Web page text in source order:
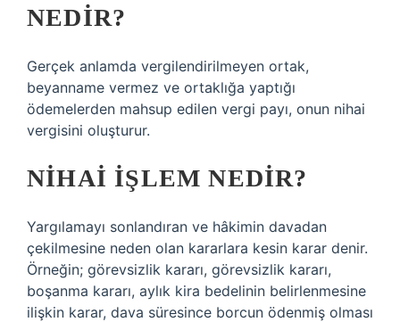
NEDIR?
Gerçek anlamda vergilendirilmeyen ortak,
beyanname vermez ve ortaklığa yaptığı
ödemelerden mahsup edilen vergi payı, onun nihai
vergisini oluşturur.
NIHAI IŞLEM NEDIR?
Yargılamayı sonlandıran ve hâkimin davadan
çekilmesine neden olan kararlara kesin karar denir.
Örneğin; görevsizlik kararı, görevsizlik kararı,
boşanma kararı, aylık kira bedelinin belirlenmesine
ilişkin karar, dava süresince borcun ödenmiş olması